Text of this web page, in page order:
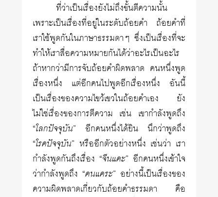
ที่ว่าเป็นเรื่องยังไม่ถึงขั้นตีความนั้น
เพราะเป็นเรื่องที่อยู่ในระดับถ้อยคำ ถ้อยคำที่
เราใช้พูดกันในภาษาธรรมดาๆ ซึ่งเป็นเรื่องที่จะ
ทำให้เราสื่อความหมายกันได้ว่าอะไรเป็นอะไร
ถ้าหากว่ามีการจับถ้อยคำผิดพลาด คนหนึ่งพูด
เรื่องหนึ่ง แต่อีกคนไปพูดอีกเรื่องหนึ่ง อันนี้
เป็นเรื่องของความไขว้เขวในถ้อยคำเอง ยัง
ไม่ใช่เรื่องของการตีความ เช่น เขากำลังพูดถึง
“โลกปัจจุบัน” อีกคนหนึ่งได้ยิน นึกว่าพูดถึง
“โรคปัจจุบัน” หรืออีกตัวอย่างหนึ่ง เช่นว่า เรา
กำลังพูดกันถึงเรื่อง “จีนแคะ” อีกคนหนึ่งเข้าใจ
ว่ากำลังพูดถึง “คนแคระ” อย่างนี้เป็นเรื่องของ
ความผิดพลาดเกี่ยวกับถ้อยคำธรรมดา คือ